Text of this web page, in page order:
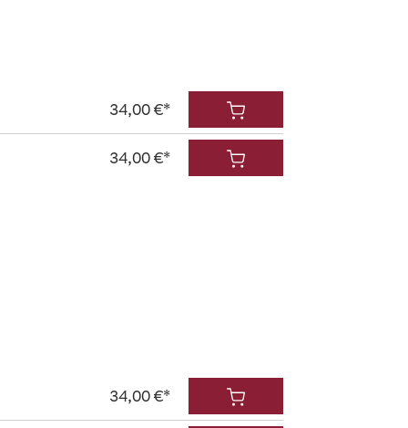
34,00 €*
34,00 €*
34,00 €*